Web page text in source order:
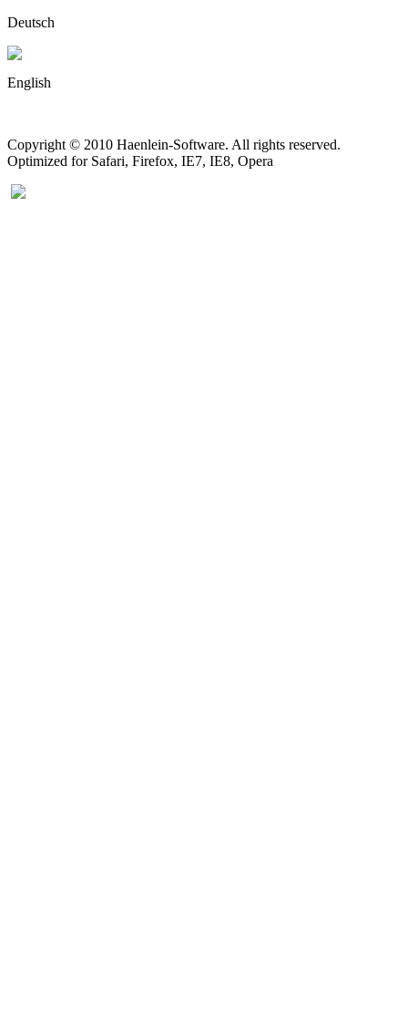
Deutsch
English
Copyright © 2010 Haenlein-Software. All rights reserved.
Optimized for Safari, Firefox, IE7, IE8, Opera